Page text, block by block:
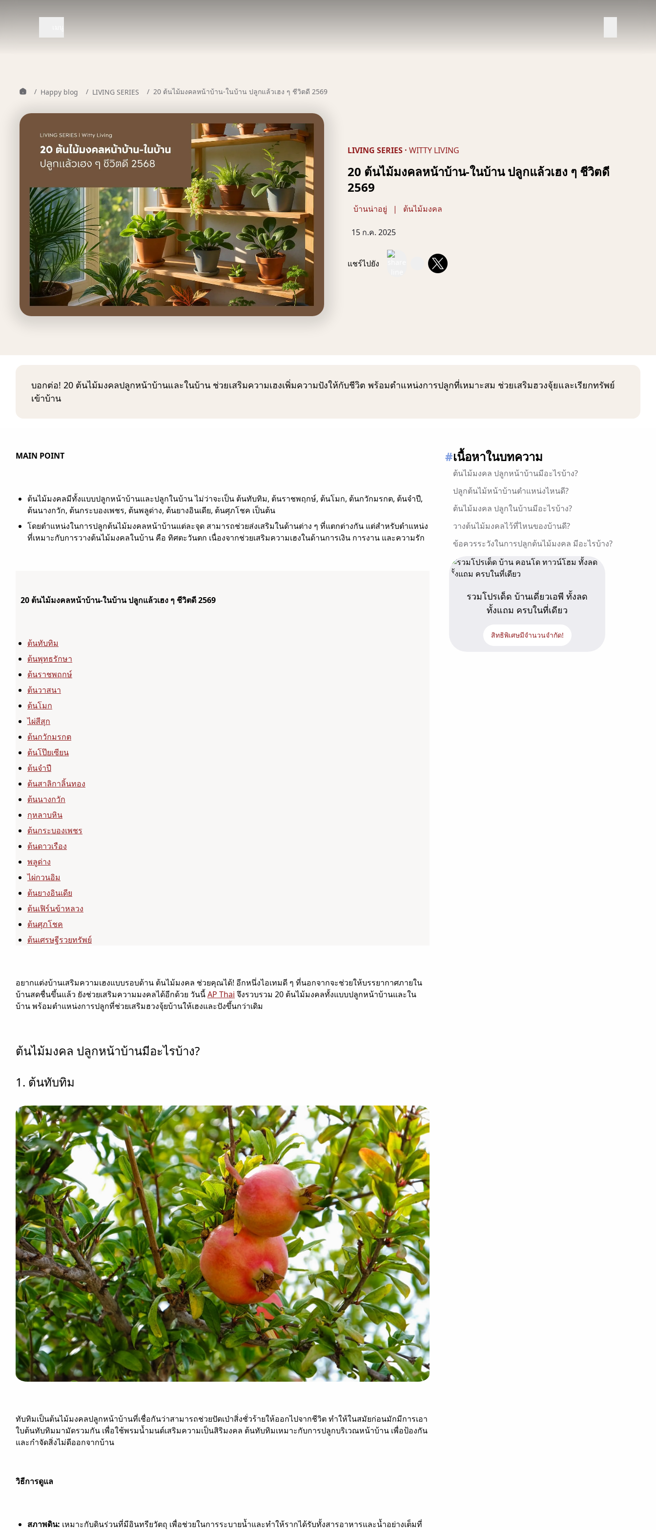
/ Happy blog / LIVING SERIES / 20 ต้นไม้มงคลหน้าบ้าน-ในบ้าน ปลูกแล้วเฮง ๆ ชีวิตดี 2569
LIVING SERIES · WITTY LIVING
20 ต้นไม้มงคลหน้าบ้าน-ในบ้าน ปลูกแล้วเฮง ๆ ชีวิตดี
2569
บ้านน่าอยู่ | ต้นไม้มงคล
15 ก.ค. 2025
แชร์ไปยัง
บอกต่อ! 20 ต้นไม้มงคลปลูกหน้าบ้านและในบ้าน ช่วยเสริมความเฮงเพิ่มความปังให้กับชีวิต พร้อมตำแหน่งการปลูกที่เหมาะสม ช่วยเสริมฮวงจุ้ยและเรียกทรัพย์
เข้าบ้าน
#เนื้อหาในบทความ
ต้นไม้มงคล ปลูกหน้าบ้านมีอะไรบ้าง?
ปลูกต้นไม้หน้าบ้านตำแหน่งไหนดี?
ต้นไม้มงคล ปลูกในบ้านมีอะไรบ้าง?
วางต้นไม้มงคลไว้ที่ไหนของบ้านดี?
ข้อควรระวังในการปลูกต้นไม้มงคล มีอะไรบ้าง?
ต้นไม้มงคลช่วยเสริมโชคลาภ พร้อมสร้างบรรยากาศ
ความสดชื่น
เอพีไทยแลนด์ ช่วยเติมเต็มความหมายของชีวิต
รวมโปรเด็ด บ้านเดี่ยวเอพี ทั้งลด
ทั้งแถม ครบในที่เดียว
สิทธิพิเศษมีจำนวนจำกัด!
MAIN POINT
ต้นไม้มงคลมีทั้งแบบปลูกหน้าบ้านและปลูกในบ้าน ไม่ว่าจะเป็น ต้นทับทิม, ต้นราชพฤกษ์, ต้นโมก, ต้นกวักมรกต, ต้นจำปี,
ต้นนางกวัก, ต้นกระบองเพชร, ต้นพลูด่าง, ต้นยางอินเดีย, ต้นศุภโชค เป็นต้น
โดยตำแหน่งในการปลูกต้นไม้มงคลหน้าบ้านแต่ละจุด สามารถช่วยส่งเสริมในด้านต่าง ๆ ที่แตกต่างกัน แต่สำหรับตำแหน่ง
ที่เหมาะกับการวางต้นไม้มงคลในบ้าน คือ ทิศตะวันตก เนื่องจากช่วยเสริมความเฮงในด้านการเงิน การงาน และความรัก
20 ต้นไม้มงคลหน้าบ้าน-ในบ้าน ปลูกแล้วเฮง ๆ ชีวิตดี 2569
ต้นทับทิม
ต้นพุทธรักษา
ต้นราชพฤกษ์
ต้นวาสนา
ต้นโมก
ไผ่สีสุก
ต้นกวักมรกต
ต้นโป๊ยเซียน
ต้นจำปี
ต้นสาลิกาลิ้นทอง
ต้นนางกวัก
กุหลาบหิน
ต้นกระบองเพชร
ต้นดาวเรือง
พลูด่าง
ไผ่กวนอิม
ต้นยางอินเดีย
ต้นเฟิร์นข้าหลวง
ต้นศุภโชค
ต้นเศรษฐีรวยทรัพย์
อยากแต่งบ้านเสริมความเฮงแบบรอบด้าน ต้นไม้มงคล ช่วยคุณได้! อีกหนึ่งไอเทมดี ๆ ที่นอกจากจะช่วยให้บรรยากาศภายใน
บ้านสดชื่นขึ้นแล้ว ยังช่วยเสริมความมงคลได้อีกด้วย วันนี้AP Thai จึงรวบรวม 20 ต้นไม้มงคลทั้งแบบปลูกหน้าบ้านและใน
บ้าน พร้อมตำแหน่งการปลูกที่ช่วยเสริมฮวงจุ้ยบ้านให้เฮงและปังขึ้นกว่าเดิม
ต้นไม้มงคล ปลูกหน้าบ้านมีอะไรบ้าง?
1. ต้นทับทิม
ทับทิมเป็นต้นไม้มงคลปลูกหน้าบ้านที่เชื่อกันว่าสามารถช่วยปัดเป่าสิ่งชั่วร้ายให้ออกไปจากชีวิต ทำให้ในสมัยก่อนมักมีการเอา
ใบต้นทับทิมมามัดรวมกัน เพื่อใช้พรมน้ำมนต์เสริมความเป็นสิริมงคล ต้นทับทิมเหมาะกับการปลูกบริเวณหน้าบ้าน เพื่อป้องกัน
และกำจัดสิ่งไม่ดีออกจากบ้าน
วิธีการดูแล
สภาพดิน: เหมาะกับดินร่วนที่มีอินทรียวัตถุ เพื่อช่วยในการระบายน้ำและทำให้รากได้รับทั้งสารอาหารและน้ำอย่างเต็มที่